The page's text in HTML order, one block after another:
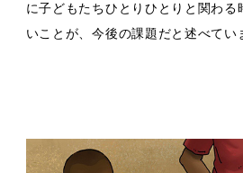
に子どもたちひとりひとりと関わる
いことが、今後の課題だと述べてい